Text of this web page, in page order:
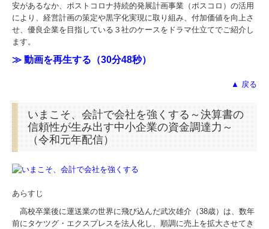
補助金・助成金・融資情報
経営者お役立ち情報
Q&A経営相談
税務カレンダー
税務Q&A
安があるなか、ポストコロナ持続的発展計画事業（ポスコロ）の活用
により、経営計画の策定や黒字化実現に取り組み、付加価値を向上さ
せ、優良企業を目指している３社のケースをドラマ仕立てでご紹介し
ます。
≫ 動画を再生する（30分48秒）
▲ 戻る
いまこそ、会計で会社を強くする～決算書の
信頼性が生み出す中小企業の資金調達力～
（令和元年配信）
あらすじ
高校卒業後に運送業の世界に飛び込んだ武次雄介（38歳）は、数年
前にタケツグ・エクスプレスを法人化し、順調に売上を拡大させてき